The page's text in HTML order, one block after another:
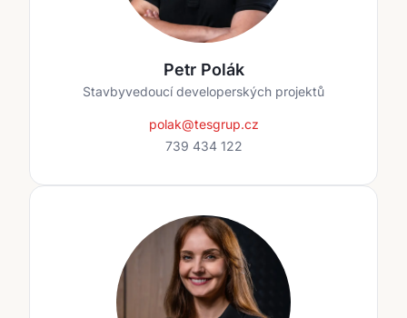
Petr Polák
Stavbyvedoucí developerských projektů
polak@tesgrup.cz
739 434 122